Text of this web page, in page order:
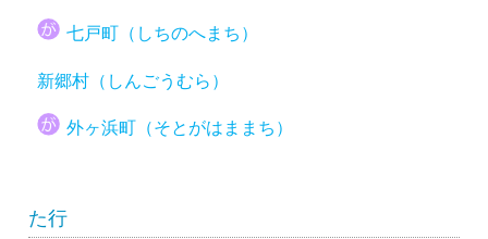
七戸町（しちのへまち）
新郷村（しんごうむら）
外ヶ浜町（そとがはままち）
た行